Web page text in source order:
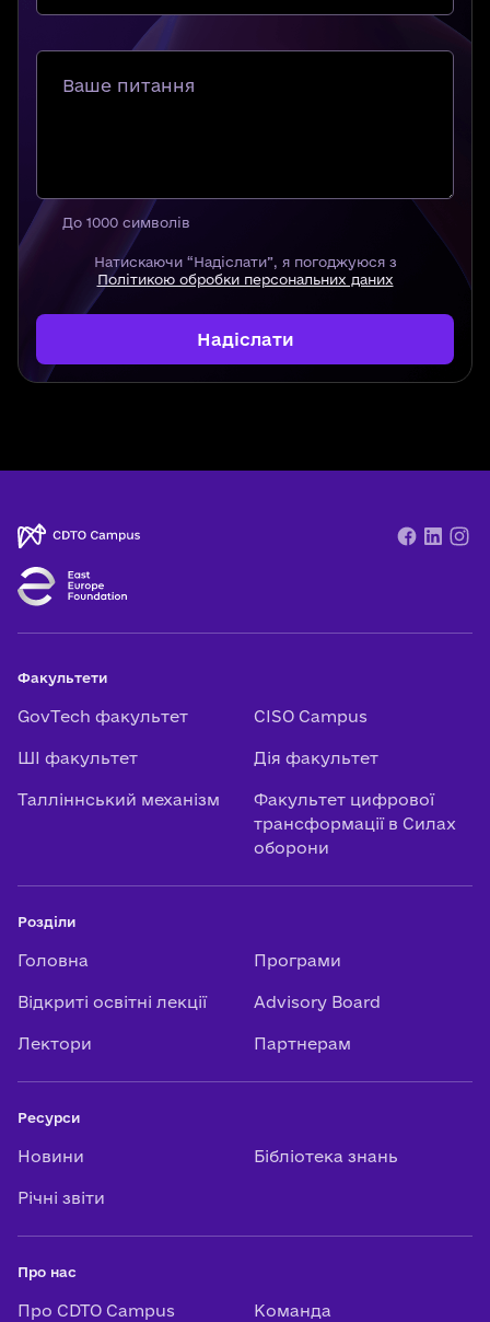
Ваше питання
До 1000 символів
Натискаючи “Надіслати”, я погоджуюся з
Політикою обробки персональних даних
Надіслати
Факультети
GovTech факультет CISO Campus
ШІ факультет Дія факультет
Талліннський механізм
Факультет цифрової
трансформації в Силах
оборони
Розділи
Головна Програми
Відкриті освітні лекції Advisory Board
Лектори Партнерам
Ресурси
Новини Бібліотека знань
Річні звіти
Про нас
Про CDTO Campus Команда